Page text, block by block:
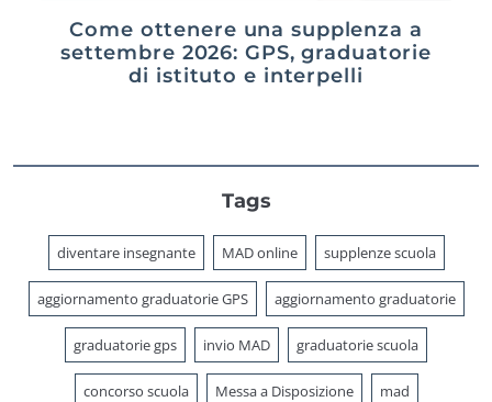
Come ottenere una supplenza a
settembre 2026: GPS, graduatorie
di istituto e interpelli
Tags
diventare insegnante MAD online supplenze scuola
aggiornamento graduatorie GPS aggiornamento graduatorie
graduatorie gps invio MAD graduatorie scuola
concorso scuola Messa a Disposizione mad